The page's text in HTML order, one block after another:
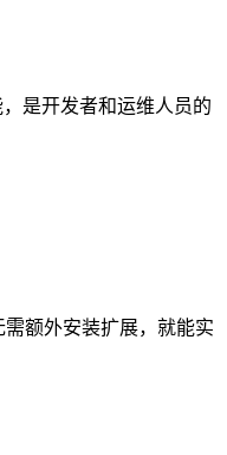
是开发者和运维人员的
额外安装扩展，就能实